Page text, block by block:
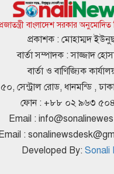
হাসিনার নির্দেশে
করা হয়: তদন্ত সংস্থা
আবারও ৪ দিনের লম্বা
বৃষ্টি নিয়ে যে বার্তা
বাংলাদেশ সরকার
প্রকাশক : মোহাম্মদ
বার্তা সম্পাদক : সাজ্জাদ
বার্তা ও বাণিজ্যিক
৫০, সেন্ট্রাল রোড, ধানমন্ডি ,
ফোন : +৮৮ ০২ ৯৬৩
Email :
:
Developed By: Sonali